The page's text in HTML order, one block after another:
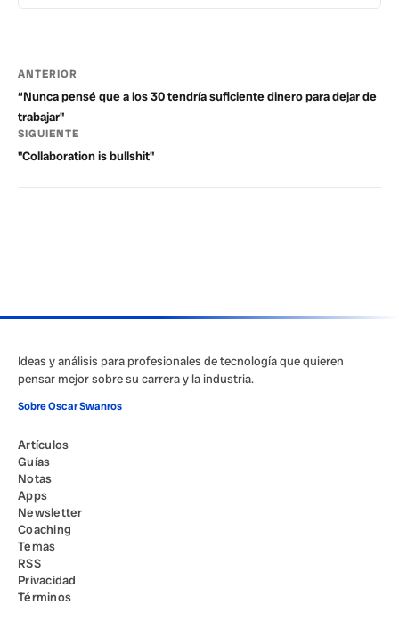
ANTERIOR
“Nunca pensé que a los 30 tendría suficiente dinero para dejar de
trabajar"
SIGUIENTE
"Collaboration is bullshit"
Ideas y análisis para profesionales de tecnología que quieren
pensar mejor sobre su carrera y la industria.
Sobre Oscar Swanros
Artículos
Guías
Notas
Apps
Newsletter
Coaching
Temas
RSS
Privacidad
Términos